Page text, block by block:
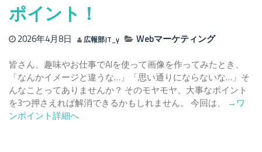
ポイント！
2026年4月8日 広報部JT_y
Webマーケティング
皆さん、趣味やお仕事でAIを使って画像を作ってみたとき、
「なんかイメージと違うな…」「思い通りにならないな…」そ
んなことってありませんか？ そのモヤモヤ、大事なポイント
を3つ押さえれば解消できるかもしれません。 今回は、
Read
→ワ
ンポイント詳細へ